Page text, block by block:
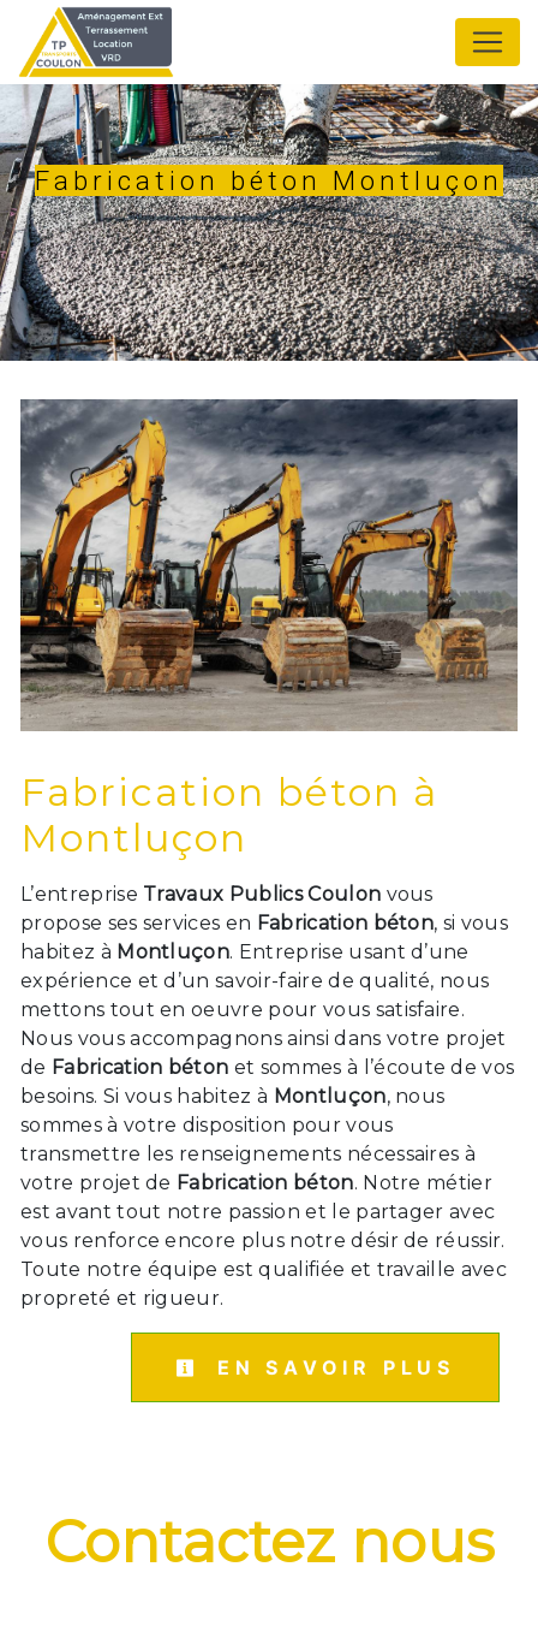
Fabrication béton Montluçon
Fabrication béton à
Montluçon
L’entreprise Travaux Publics Coulon vous
propose ses services en Fabrication béton, si vous
habitez à Montluçon. Entreprise usant d’une
expérience et d’un savoir-faire de qualité, nous
mettons tout en oeuvre pour vous satisfaire.
Nous vous accompagnons ainsi dans votre projet
de Fabrication béton et sommes à l’écoute de vos
besoins. Si vous habitez à Montluçon, nous
sommes à votre disposition pour vous
transmettre les renseignements nécessaires à
votre projet de Fabrication béton. Notre métier
est avant tout notre passion et le partager avec
vous renforce encore plus notre désir de réussir.
Toute notre équipe est qualifiée et travaille avec
propreté et rigueur.
EN SAVOIR PLUS
Contactez nous
Panneau de gestion des cookies